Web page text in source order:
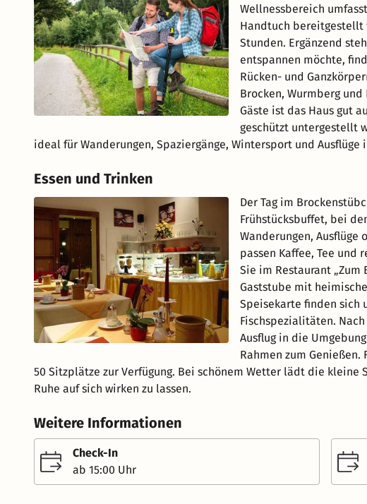
Wellnessbereich
Handtuch bereitgestellt
Stunden. Ergänzend
entspannen möchte,
Rücken- und
Brocken, Wurmberg
Gäste ist das Haus gut
geschützt untergestellt
ideal für Wanderungen, Spaziergänge, Wintersport und
Essen und Trinken
Der Tag im
Frühstücksbuffet, bei
Wanderungen, Ausflüge
passen Kaffee, Tee und
Sie im Restaurant
Gaststube mit
Speisekarte finden sich
Fischspezialitäten.
Ausflug in die
Rahmen zum
50 Sitzplätze zur Verfügung. Bei schönem Wetter lädt die kleine
Ruhe auf sich wirken zu lassen.
Weitere Informationen
Check-In
ab 15:00 Uhr